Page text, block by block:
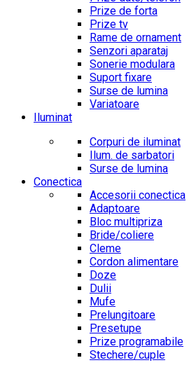
Prize de forta
Prize tv
Rame de ornament
Senzori aparataj
Sonerie modulara
Suport fixare
Surse de lumina
Variatoare
Iluminat
Corpuri de iluminat
Ilum. de sarbatori
Surse de lumina
Conectica
Accesorii conectica
Adaptoare
Bloc multipriza
Bride/coliere
Cleme
Cordon alimentare
Doze
Dulii
Mufe
Prelungitoare
Presetupe
Prize programabile
Stechere/cuple